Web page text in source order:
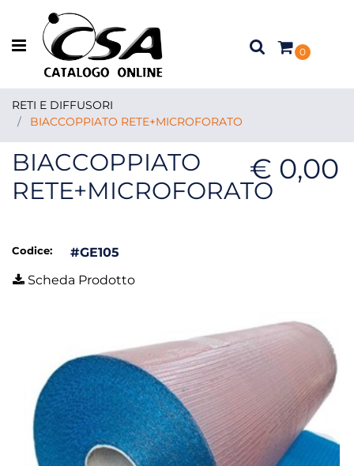
Open menu
0
RETI E DIFFUSORI
BIACCOPPIATO RETE+MICROFORATO
BIACCOPPIATO
RETE+MICROFORATO
€ 0,00
Codice:
#GE105
Scheda Prodotto